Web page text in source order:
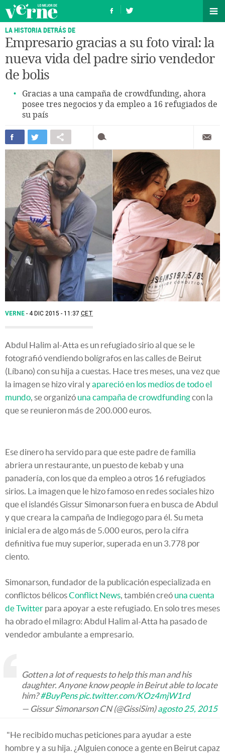
LA HISTORIA DETRÁS DE
Empresario gracias a su foto viral: la
nueva vida del padre sirio vendedor
de bolis
Gracias a una campaña de crowdfunding, ahora
posee tres negocios y da empleo a 16 refugiados de
su país
VERNE 4 DIC 2015 - 11:37 CET
Abdul Halim al-Atta es un refugiado sirio al que se le
fotografió vendiendo bolígrafos en las calles de Beirut
(Líbano) con su hija a cuestas. Hace tres meses, una vez que
la imagen se hizo viral yapareció en los medios de todo el
mundo , se organizó una campaña de crowdfundingcon la
que se reunieron más de 200.000 euros.
Ese dinero ha servido para que este padre de familia
abriera un restaurante, un puesto de kebab y una
panadería, con los que da empleo a otros 16 refugiados
sirios. La imagen que le hizo famoso en redes sociales hizo
que el islandés Gissur Simonarson fuera en busca de Abdul
y que creara la campaña de Indiegogo para él. Su meta
inicial era de algo más de 5.000 euros, pero la cifra
definitiva fue muy superior, superada en un 3.778 por
ciento.
Simonarson, fundador de la publicación especializada en
conflictos bélicosConflict News , también creó una cuenta
de Twitter para apoyar a este refugiado. En solo tres meses
ha obrado el milagro: Abdul Halim al-Atta ha pasado de
vendedor ambulante a empresario.
Gotten a lot of requests to help this man and his
daughter. Anyone know people in Beirut able to locate
him?#BuyPens pic.twitter.com/KOz4mjW1rd
— Gissur Simonarson CN (@GissiSim)agosto 25, 2015
"He recibido muchas peticiones para ayudar a este
hombre y a su hija. ¿Alguien conoce a gente en Beirut capaz